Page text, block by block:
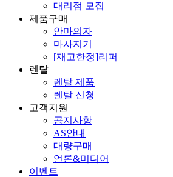
대리점 모집
제품구매
안마의자
마사지기
[재고한정]리퍼
렌탈
렌탈 제품
렌탈 신청
고객지원
공지사항
AS안내
대량구매
언론&미디어
이벤트